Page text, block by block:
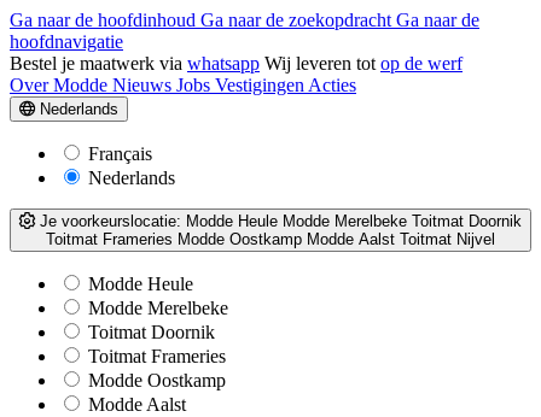
Ga naar de hoofdinhoud Ga naar de zoekopdracht Ga naar de
hoofdnavigatie
Bestel je maatwerk via whatsapp Wij leveren tot op de werf
Over Modde Nieuws Jobs Vestigingen Acties
Nederlands
Français
Nederlands
Je voorkeurslocatie: Modde Heule Modde Merelbeke Toitmat Doornik
Toitmat Frameries Modde Oostkamp Modde Aalst Toitmat Nijvel
Modde Heule
Modde Merelbeke
Toitmat Doornik
Toitmat Frameries
Modde Oostkamp
Modde Aalst